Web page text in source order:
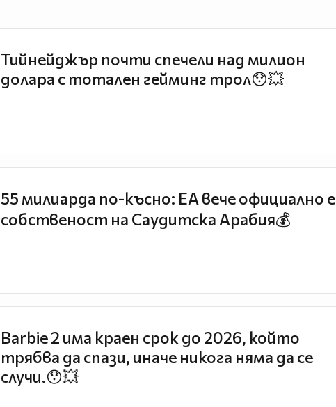
Тийнейджър почти спечели над милион
долара с тотален гейминг трол😯💥
55 милиарда по-късно: EA вече официално е
собственост на Саудитска Арабия💰
Barbie 2 има краен срок до 2026, който
трябва да спази, иначе никога няма да се
случи.😯💥